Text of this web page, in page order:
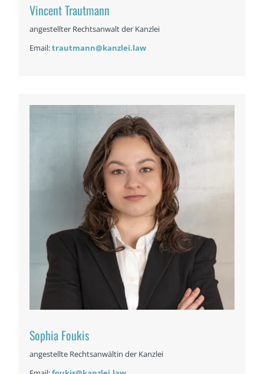
Vincent Trautmann
angestellter Rechtsanwalt der Kanzlei
Email:trautmann@kanzlei.law
Sophia Foukis
angestellte Rechtsanwältin der Kanzlei